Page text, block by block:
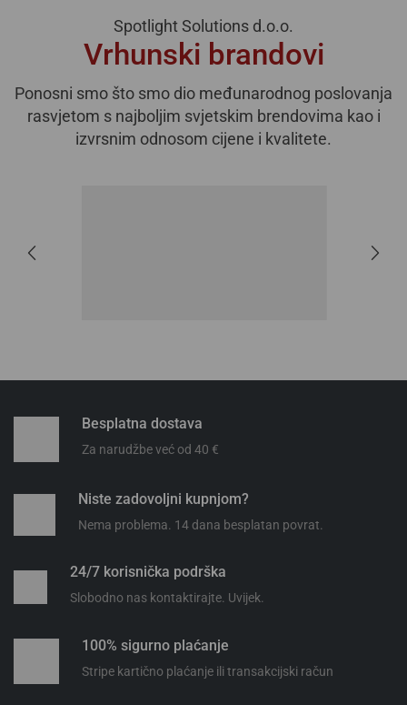
Spotlight Solutions d.o.o.
Vrhunski brandovi
Ponosni smo što smo dio međunarodnog poslovanja
rasvjetom s najboljim svjetskim brendovima kao i
izvrsnim odnosom cijene i kvalitete.
Besplatna dostava
Za narudžbe već od 40 €
Niste zadovoljni kupnjom?
Nema problema. 14 dana besplatan povrat.
24/7 korisnička podrška
Slobodno nas kontaktirajte. Uvijek.
100% sigurno plaćanje
Stripe kartično plaćanje ili transakcijski račun